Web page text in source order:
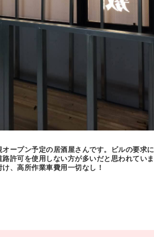
ープン予定の居酒屋さんです。ビルの要求
許可を使用しない方が多いだと思われていま
、高所作業車費用一切なし！